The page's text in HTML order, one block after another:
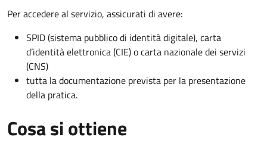
Per accedere al servizio, assicurati di avere:
SPID (sistema pubblico di identità digitale), carta
d’identità elettronica (CIE) o carta nazionale dei servizi
(CNS)
tutta la documentazione prevista per la presentazione
della pratica.
Cosa si ottiene